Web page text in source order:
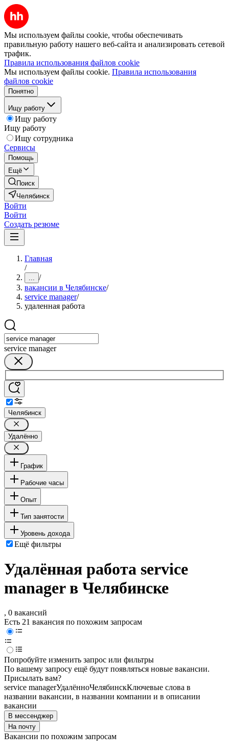
Мы используем файлы cookie, чтобы обеспечивать
правильную работу нашего веб-сайта и анализировать сетевой
трафик.
Правила использования файлов cookie
Мы используем файлы cookie. Правила использования
файлов cookie
Понятно
Ищу работу
Ищу работу
Ищу работу
Ищу сотрудника
Сервисы
Помощь
Ещё
Поиск
Челябинск
Войти
Войти
Создать резюме
Главная
/
... /
вакансии в Челябинске/
service manager/
удаленная работа
service manager
Челябинск
Удалённо
График
Рабочие часы
Опыт
Тип занятости
Уровень дохода
Ещё фильтры
Удалённая работа service
manager в Челябинске
, 0 вакансий
Есть 21 вакансия по похожим запросам
Попробуйте изменить запрос или фильтры
По вашему запросу ещё будут появляться новые вакансии.
Присылать вам?
service managerУдалённоЧелябинскКлючевые слова в
названии вакансии, в названии компании и в описании
вакансии
В мессенджер
На почту
Вакансии по похожим запросам